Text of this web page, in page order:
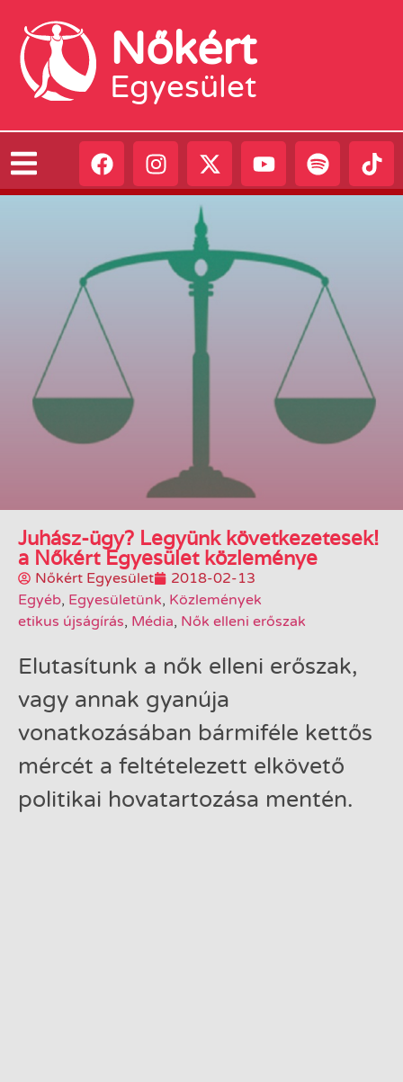
Nőkért
Egyesület
Juhász-ügy? Legyünk következetesek!
a Nőkért Egyesület közleménye
Nőkért Egyesület
2018-02-13
Egyéb, Egyesületünk, Közlemények
etikus újságírás, Média, Nők elleni erőszak
Elutasítunk a nők elleni erőszak,
vagy annak gyanúja
vonatkozásában bármiféle kettős
mércét a feltételezett elkövető
politikai hovatartozása mentén.